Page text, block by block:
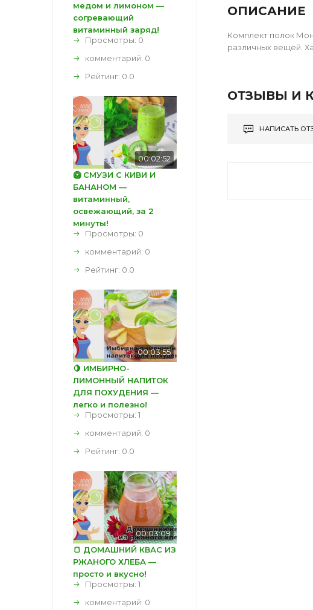
ОПИСАНИЕ
Комплект полок
различных вещей.
ОТЗЫВЫ И
НАПИСАТЬ
медом и лимоном —
согревающий
витаминный заряд!
Просмотры: 0
комментарий: 0
Рейтинг: 0.0
00:02:52
🥝 СМУЗИ С КИВИ И
БАНАНОМ —
витаминный,
освежающий, за 2
минуты!
Просмотры: 0
комментарий: 0
Рейтинг: 0.0
00:03:55
🍋 ИМБИРНО-
ЛИМОННЫЙ НАПИТОК
ДЛЯ ПОХУДЕНИЯ —
легко и полезно!
Просмотры: 1
комментарий: 0
Рейтинг: 0.0
00:03:09
🍞 ДОМАШНИЙ КВАС ИЗ
РЖАНОГО ХЛЕБА —
просто и вкусно!
Просмотры: 1
комментарий: 0